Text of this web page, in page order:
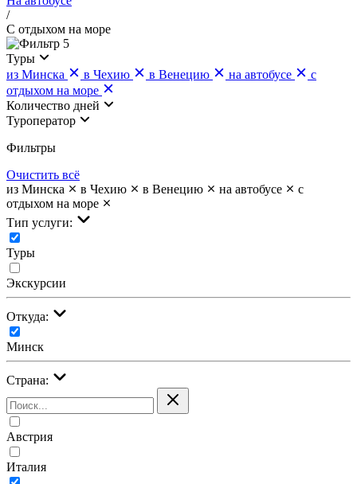
/
С отдыхом на море
5
Туры
из Минска
в Чехию в Венецию на автобусе
с
отдыхом на море
Количество дней
Туроператор
Фильтры
Очистить всё
из Минска
в Чехию в Венецию на автобусе
с
отдыхом на море
Тип услуги:
Туры
Экскурсии
Откуда:
Минск
Страна:
Австрия
Италия